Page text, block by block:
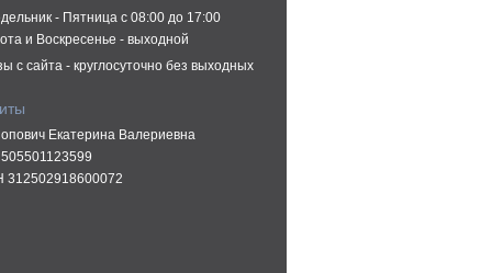
- Пятница с 08:00 до 17:00
и Воскресенье - выходной
с сайта - круглосуточно без выходных
Екатерина Валериевна
312502918600072